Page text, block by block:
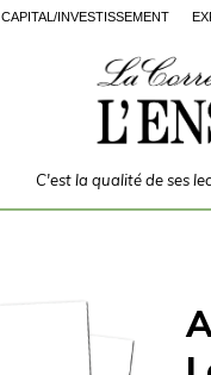
CAPITAL/INVESTISSEMENT
C'est la qualité de ses